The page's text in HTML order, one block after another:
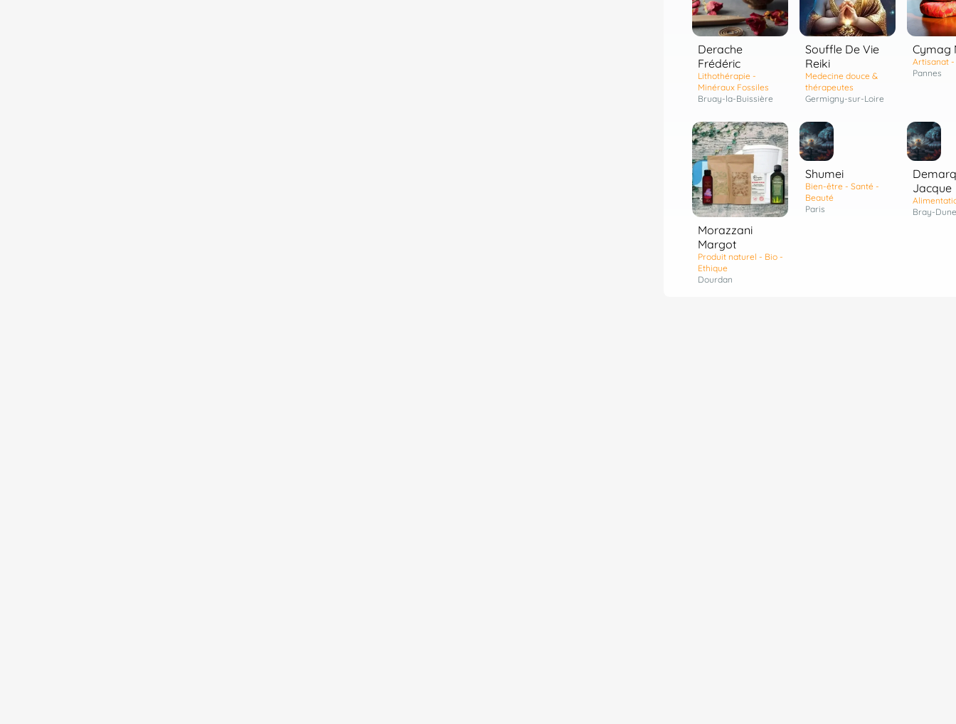
Derache
Frédéric
Lithothérapie -
Minéraux Fossiles
Bruay-la-Buissière
Souffle De Vie
Reiki
Medecine douce &
thérapeutes
Germigny-sur-Loire
Cymag
Artisanat -
Pannes
Morazzani
Margot
Produit naturel - Bio -
Ethique
Dourdan
Shumei
Bien-être - Santé -
Beauté
Paris
Jacque
Bray-